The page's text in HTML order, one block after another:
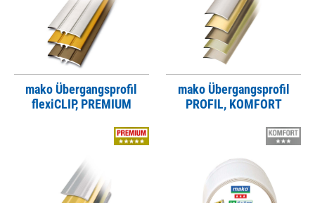
mako Übergangsprofil
flexiCLIP, PREMIUM
mako Übergangsprofil
PROFIL, KOMFORT